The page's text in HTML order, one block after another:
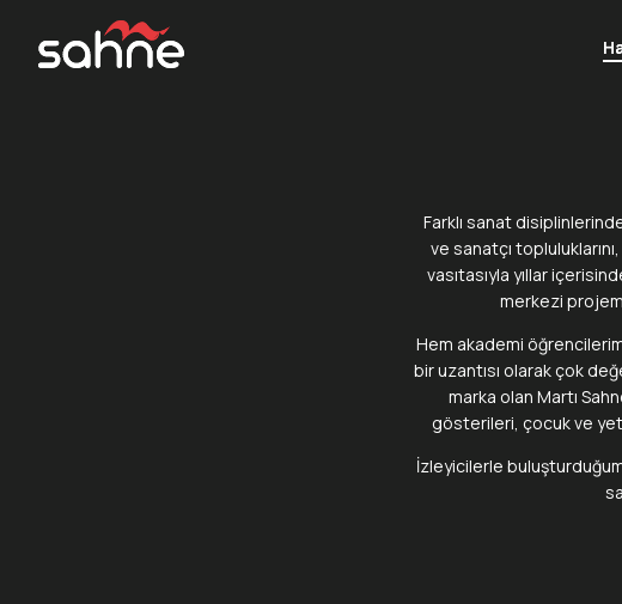
Farklı sanat
ve sanatçı
vasıtasıyla yıllar
merkezi
Hem akademi
bir uzantısı olarak çok
marka olan Martı
gösterileri, çocuk ve
İzleyicilerle